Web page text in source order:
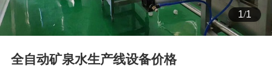
1/1
全自动矿泉水生产线设备价格